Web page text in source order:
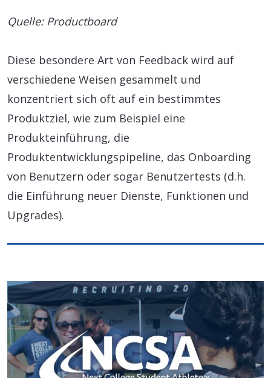
Quelle: Productboard
Diese besondere Art von Feedback wird auf
verschiedene Weisen gesammelt und
konzentriert sich oft auf ein bestimmtes
Produktziel, wie zum Beispiel eine
Produkteinführung, die
Produktentwicklungspipeline, das Onboarding
von Benutzern oder sogar Benutzertests (d.h.
die Einführung neuer Dienste, Funktionen und
Upgrades).